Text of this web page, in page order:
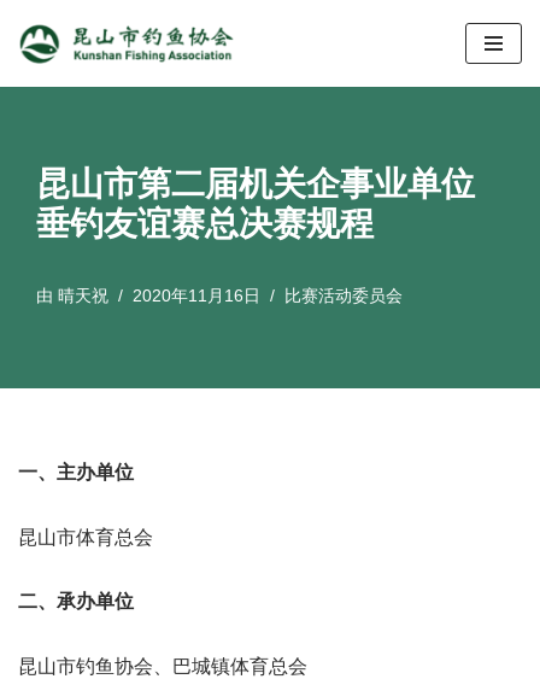
跳
昆山市第二届机关企事业单位
垂钓友谊赛总决赛规程
由 晴天祝 2020年11月16日 比赛活动委员会
一、主办单位
昆山市体育总会
二、承办单位
昆山市钓鱼协会、巴城镇体育总会